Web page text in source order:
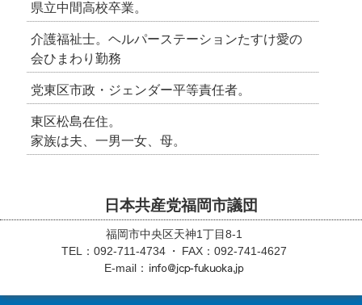
わたぬ わたぬわたぬ
県立中間高校卒業。
介護福祉士。ヘルパーステーションたすけ愛の
会ひまわり勤務
党東区市政・ジェンダー平等責任者。
東区松島在住。
家族は夫、一男一女、母。
日本共産党福岡市議団
福岡市中央区天神1丁目8-1
TEL：092-711-4734
FAX：092-741-4627
E-mail：